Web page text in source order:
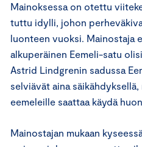
Mainoksessa on otettu
tuttu idylli, johon
luonteen vuoksi. Mainostaja
alkuperäinen Eemeli-satu
Astrid Lindgrenin sadussa
selviävät aina
eemeleille saattaa käydä
Mainostajan mukaan